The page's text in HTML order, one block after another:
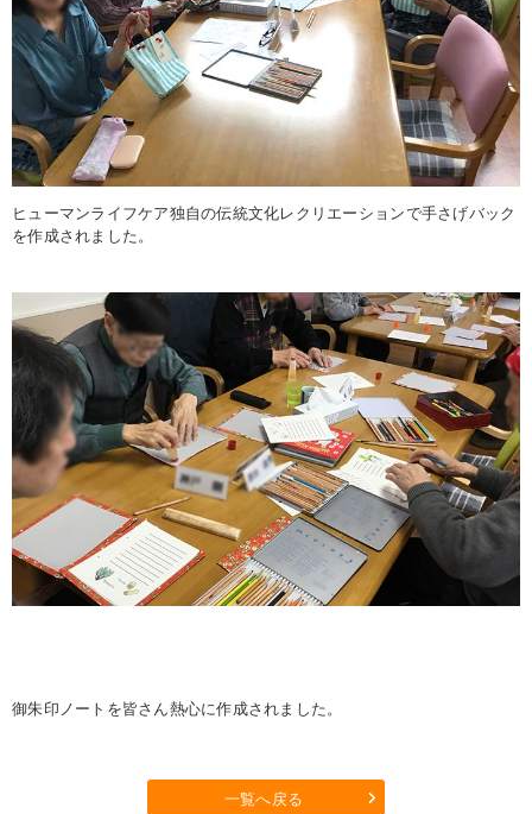
ヒューマンライフケア独自の伝統文化レクリエーションで手さげバック
を作成されました。
御朱印ノートを皆さん熱心に作成されました。
一覧へ戻る